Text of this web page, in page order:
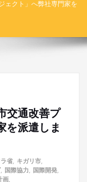
切
え
ェクト」へ弊社専門家を
交通改善プ
を派遣しま
省, キガリ市,
, 国際協力, 国際開発,
画,